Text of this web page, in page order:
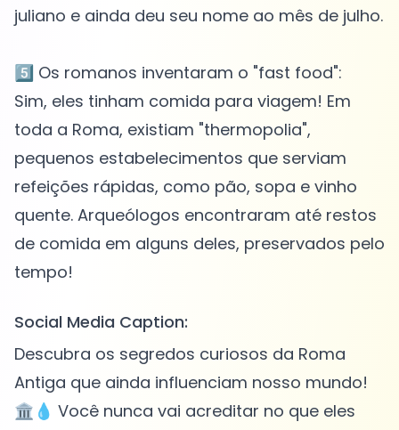
juliano e ainda deu seu nome ao mês de julho.
5️⃣ Os romanos inventaram o "fast food":
Sim, eles tinham comida para viagem! Em
toda a Roma, existiam "thermopolia",
pequenos estabelecimentos que serviam
refeições rápidas, como pão, sopa e vinho
quente. Arqueólogos encontraram até restos
de comida em alguns deles, preservados pelo
Social Media Caption:
Descubra os segredos curiosos da Roma
Antiga que ainda influenciam nosso mundo!
🏛️💧 Você nunca vai acreditar no que eles